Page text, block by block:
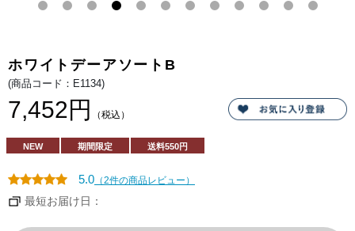
マス
カル
ポー
ネム
ース
を重
ねま
た。
苺の
香り
と味
わい
を感
ホワイトデーアソートB
(商品コード：E1134)
7,452円 （税込）
NEW 期間限定 送料550円
5.0 （2件の商品レビュー）
最短お届け日：